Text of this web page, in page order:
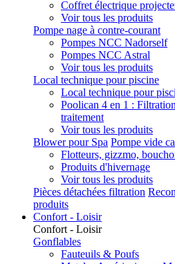
Coffret électrique
Voir tous les produits
Pompe nage à contre-courant
Pompes NCC Nadorself
Pompes NCC Astral
Voir tous les produits
Local technique pour piscine
Local technique pour
Poolican 4 en 1 :
traitement
Voir tous les produits
Blower pour Spa Pompe vide
Flotteurs, gizzmo,
Produits d'hivernage
Voir tous les produits
Pièces détachées filtration
produits
Confort - Loisir
Confort - Loisir
Gonflables
Fauteuils & Poufs